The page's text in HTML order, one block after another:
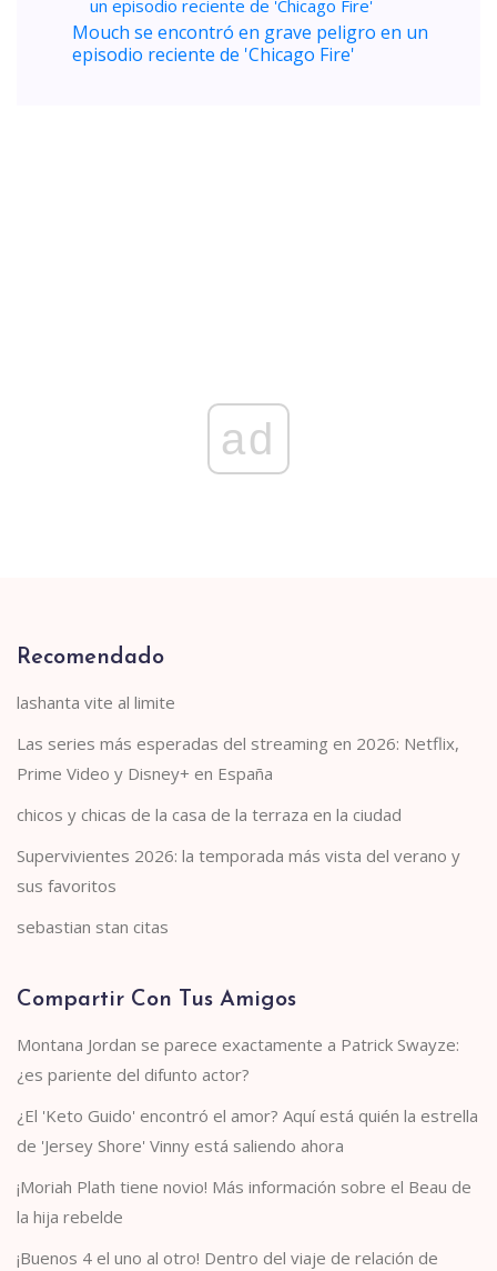
Mouch se encontró en grave peligro en un
episodio reciente de 'Chicago Fire'
ad
Recomendado
lashanta vite al limite
Las series más esperadas del streaming en 2026: Netflix,
Prime Video y Disney+ en España
chicos y chicas de la casa de la terraza en la ciudad
Supervivientes 2026: la temporada más vista del verano y
sus favoritos
sebastian stan citas
Compartir Con Tus Amigos
Montana Jordan se parece exactamente a Patrick Swayze:
¿es pariente del difunto actor?
¿El 'Keto Guido' encontró el amor? Aquí está quién la estrella
de 'Jersey Shore' Vinny está saliendo ahora
¡Moriah Plath tiene novio! Más información sobre el Beau de
la hija rebelde
¡Buenos 4 el uno al otro! Dentro del viaje de relación de